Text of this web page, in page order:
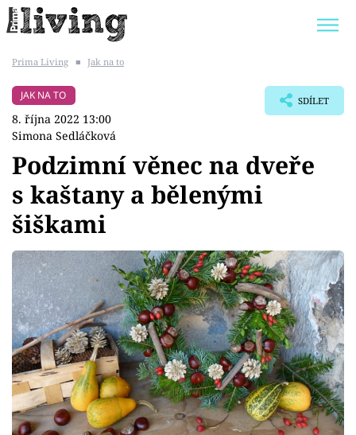
BYDLENÍ SLAVNÝCH
Témata
Bydlení
Zahrada
Design
Sledujte prima+
Přihlášení
Prima Living ■ Jak na to
JAK NA TO
8. října 2022 13:00
Simona Sedláčková
SDÍLET
Podzimní věnec na dveře
s kaštany a bělenými
šiškami